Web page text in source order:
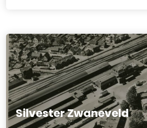
Silvester Zwaneveld